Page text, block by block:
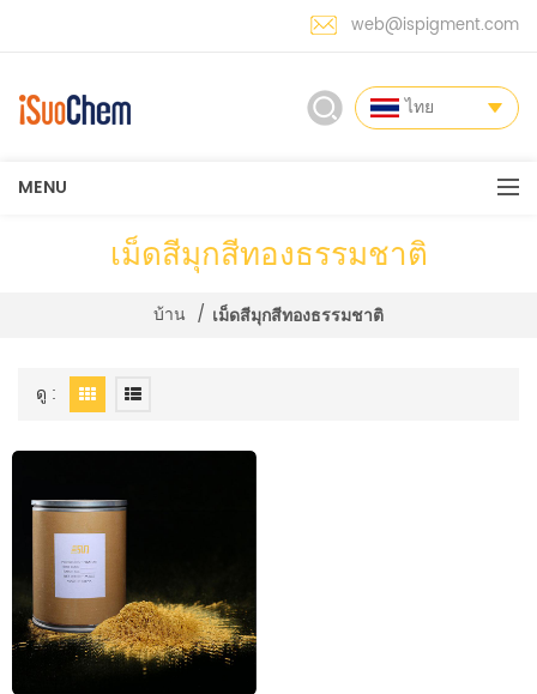
web@ispigment.com
ไทย
MENU
เม็ดสีมุกสีทองธรรมชาติ
บ้าน / เม็ดสีมุกสีทองธรรมชาติ
ดู :